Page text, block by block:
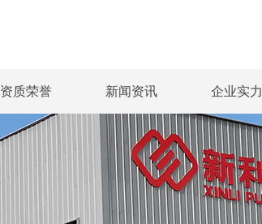
资质荣誉 新闻资讯 企业实力